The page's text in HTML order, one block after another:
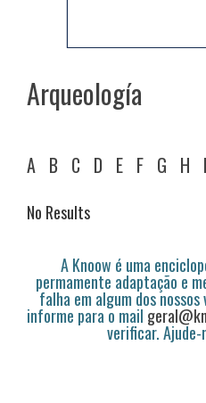
Arqueología
A B C D E F G H I
No Results
A Knoow é uma
permamente adaptação e
falha em algum dos
informe para o mail
verificar. Ajude-